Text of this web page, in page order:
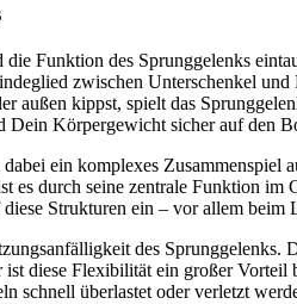
Funktion des Sprunggelenks
zwischen Unterschenkel
außen kippst, spielt das
Dein Körpergewicht sicher auf den
dabei ein komplexes
es durch seine zentrale Funktion
Strukturen ein – vor allem beim
des Sprunggelenks.
diese Flexibilität ein großer
schnell überlastet oder verletzt